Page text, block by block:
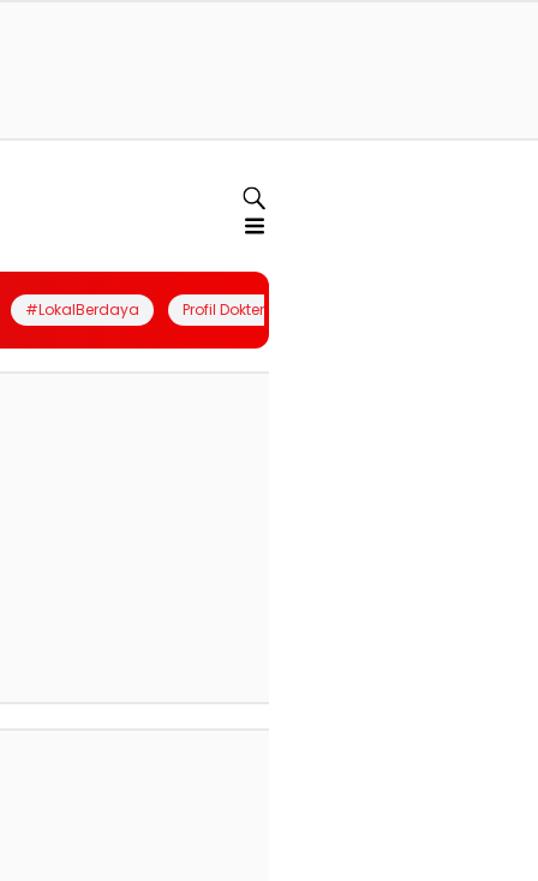
#LokalBerdaya Profil Dokter